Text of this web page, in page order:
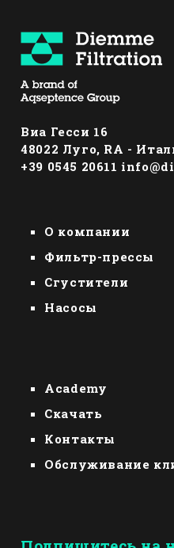
Виа Гесси 16
48022 Луго, RА -
+39 0545 20611
О компании
Фильтр-прессы
Сгустители
Насосы
Academy
Скачать
Контакты
Обслуживание